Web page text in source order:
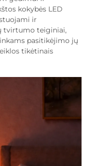
kokybės LED
ir
tvirtumo teiginiai,
pasitikėjimo jų
tikėtinais